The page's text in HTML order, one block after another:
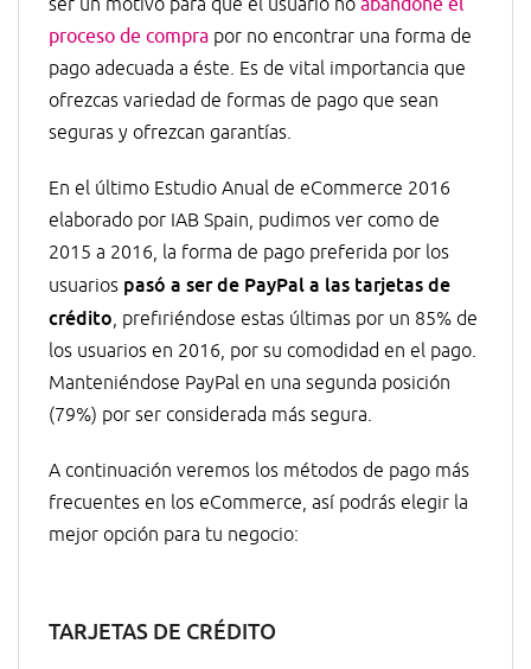
ser un motivo para que el usuario no abandone el
proceso de compra por no encontrar una forma de
pago adecuada a éste. Es de vital importancia que
ofrezcas variedad de formas de pago que sean
seguras y ofrezcan garantías.
En el último Estudio Anual de eCommerce 2016
elaborado por IAB Spain, pudimos ver como de
2015 a 2016, la forma de pago preferida por los
usuarios pasó a ser de PayPal a las tarjetas de
crédito, prefiriéndose estas últimas por un 85% de
los usuarios en 2016, por su comodidad en el pago.
Manteniéndose PayPal en una segunda posición
(79%) por ser considerada más segura.
A continuación veremos los métodos de pago más
frecuentes en los eCommerce, así podrás elegir la
mejor opción para tu negocio:
TARJETAS DE CRÉDITO